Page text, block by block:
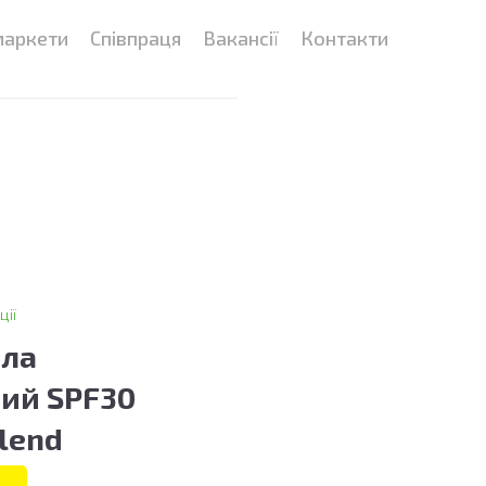
Співпраця Вакансії Контакти
SPF30